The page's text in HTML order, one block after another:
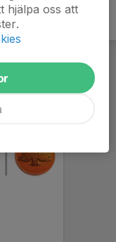
hjälpa oss att